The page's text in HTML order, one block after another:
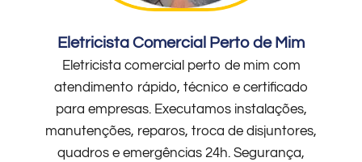
Eletricista Comercial Perto de Mim
Eletricista comercial perto de mim com
atendimento rápido, técnico e certificado
para empresas. Executamos instalações,
manutenções, reparos, troca de disjuntores,
quadros e emergências 24h. Segurança,